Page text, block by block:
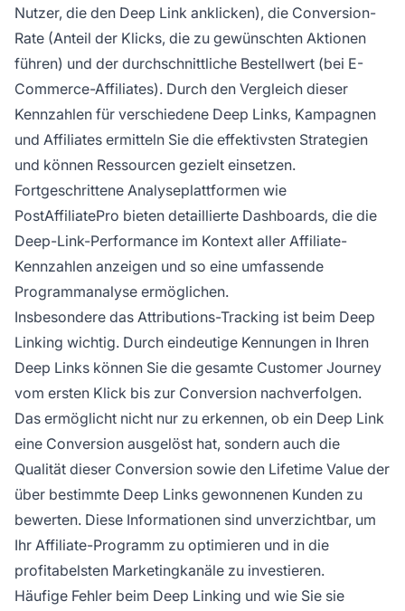
Nutzer, die den Deep Link anklicken), die Conversion-
Rate (Anteil der Klicks, die zu gewünschten Aktionen
führen) und der durchschnittliche Bestellwert (bei E-
Commerce-Affiliates). Durch den Vergleich dieser
Kennzahlen für verschiedene Deep Links, Kampagnen
und Affiliates ermitteln Sie die effektivsten Strategien
und können Ressourcen gezielt einsetzen.
Fortgeschrittene Analyseplattformen wie
PostAffiliatePro bieten detaillierte Dashboards, die die
Deep-Link-Performance im Kontext aller Affiliate-
Kennzahlen anzeigen und so eine umfassende
Programmanalyse ermöglichen.
Insbesondere das Attributions-Tracking ist beim Deep
Linking wichtig. Durch eindeutige Kennungen in Ihren
Deep Links können Sie die gesamte Customer Journey
vom ersten Klick bis zur Conversion nachverfolgen.
Das ermöglicht nicht nur zu erkennen, ob ein Deep Link
eine Conversion ausgelöst hat, sondern auch die
Qualität dieser Conversion sowie den Lifetime Value der
über bestimmte Deep Links gewonnenen Kunden zu
bewerten. Diese Informationen sind unverzichtbar, um
Ihr Affiliate-Programm zu optimieren und in die
profitabelsten Marketingkanäle zu investieren.
Häufige Fehler beim Deep Linking und wie Sie sie